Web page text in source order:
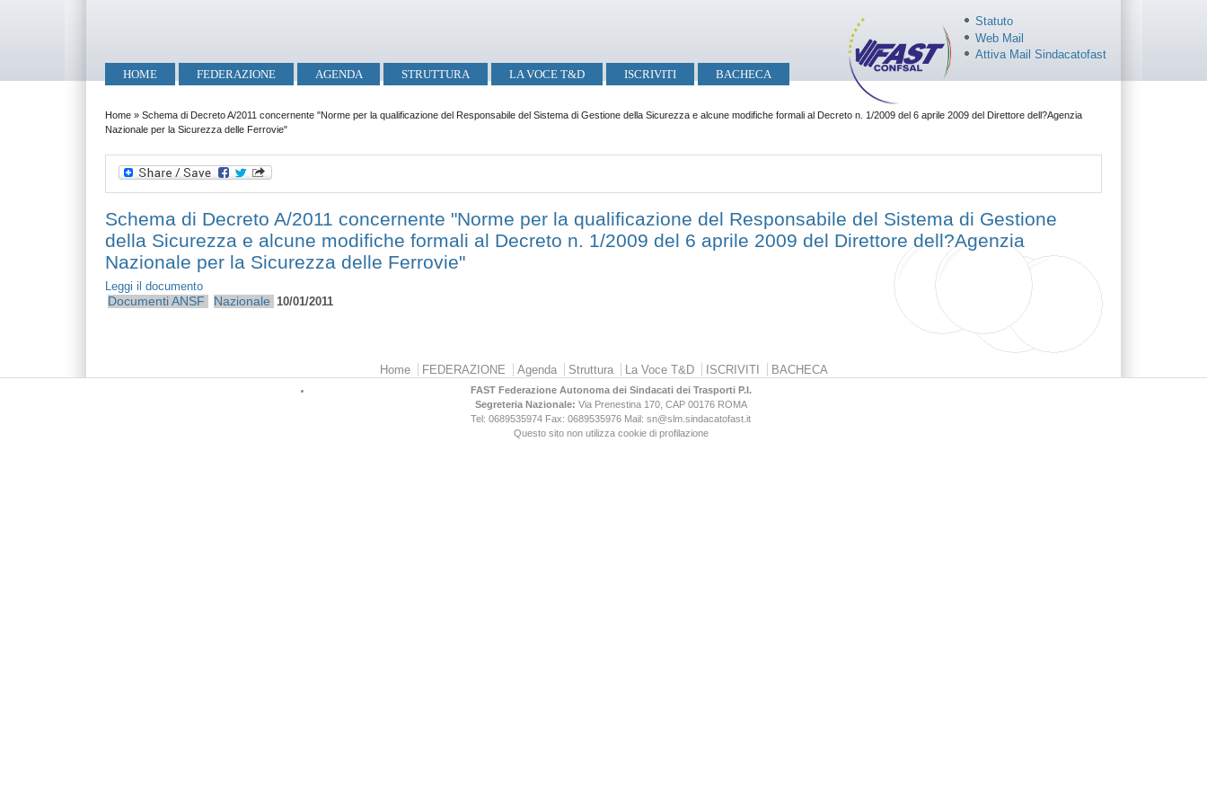
Statuto
Web Mail
Attiva Mail Sindacatofast
Menu principale
HOME FEDERAZIONE AGENDA STRUTTURA LA VOCE T&D ISCRIVITI
BACHECA
Tu sei qui
Home » Schema di Decreto A/2011 concernente "Norme per la qualificazione del Responsabile del Sistema di Gestione della Sicurezza e alcune modifiche formali al Decreto n. 1/2009 del 6 aprile 2009 del Direttore dell?Agenzia
Nazionale per la Sicurezza delle Ferrovie"
Schema di Decreto A/2011 concernente "Norme per la qualificazione del Responsabile del Sistema di Gestione
della Sicurezza e alcune modifiche formali al Decreto n. 1/2009 del 6 aprile 2009 del Direttore dell?Agenzia
Nazionale per la Sicurezza delle Ferrovie"
Leggi il documento
Documenti ANSF Nazionale 10/01/2011
Home FEDERAZIONE Agenda Struttura La Voce T&D ISCRIVITI BACHECA
FAST Federazione Autonoma dei Sindacati dei Trasporti P.I.
Segreteria Nazionale: Via Prenestina 170, CAP 00176ROMA
Tel: 0689535974 Fax: 0689535976 Mail: sn@slm.sindacatofast.it
Questo sito non utilizza cookie di profilazione